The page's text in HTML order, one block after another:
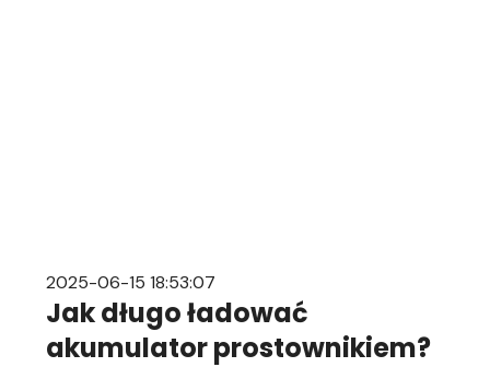
2025-06-15 18:53:07
Jak długo ładować
akumulator prostownikiem?